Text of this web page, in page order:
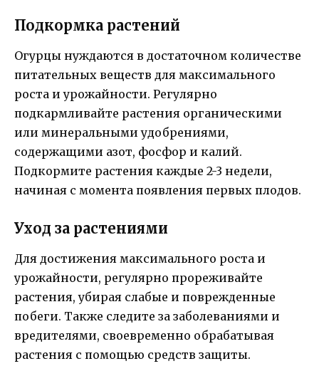
Подкормка растений
Огурцы нуждаются в достаточном количестве
питательных веществ для максимального
роста и урожайности. Регулярно
подкармливайте растения органическими
или минеральными удобрениями,
содержащими азот, фосфор и калий.
Подкормите растения каждые 2-3 недели,
начиная с момента появления первых плодов.
Уход за растениями
Для достижения максимального роста и
урожайности, регулярно прореживайте
растения, убирая слабые и поврежденные
побеги. Также следите за заболеваниями и
вредителями, своевременно обрабатывая
растения с помощью средств защиты.